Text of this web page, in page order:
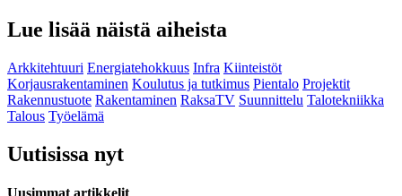
Lue lisää näistä aiheista
Arkkitehtuuri Energiatehokkuus Infra Kiinteistöt
Korjausrakentaminen Koulutus ja tutkimus Pientalo Projektit
Rakennustuote Rakentaminen RaksaTV Suunnittelu Talotekniikka
Talous Työelämä
Uutisissa nyt
Uusimmat artikkelit